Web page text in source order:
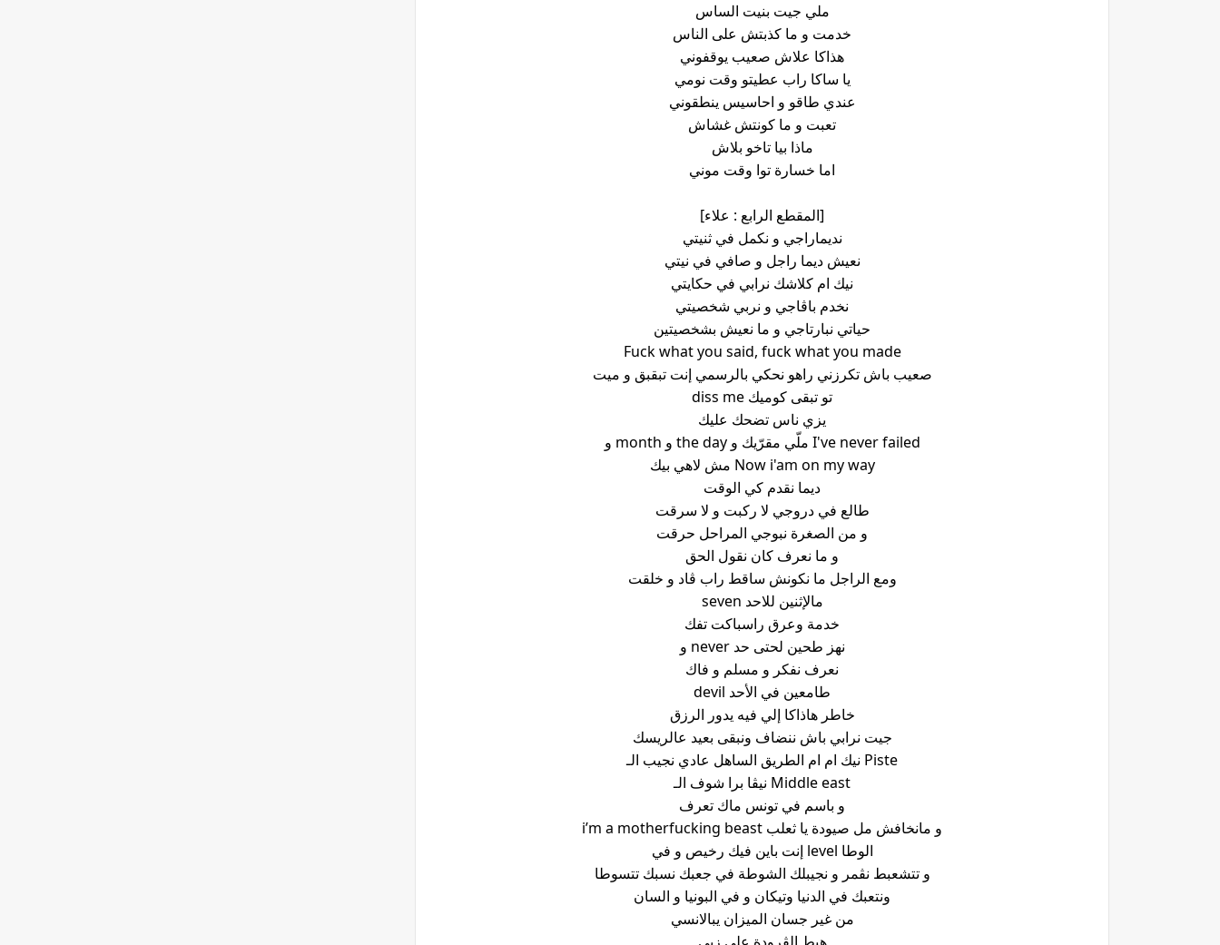
ملي جيت بنيت الساس
خدمت و ما كذبتش على الناس
هذاكا علاش صعيب يوقفوني
يا ساكا راب عطيتو وقت نومي
عندي طاقو و احاسيس ينطقوني
تعبت و ما كونتش غشاش
ماذا بيا تاخو بلاش
اما خسارة توا وقت موني
[المقطع الرابع : علاء]
نديماراجي و نكمل في ثنيتي
نعيش ديما راجل و صافي في نيتي
نيك ام كلاشك نرابي في حكايتي
نخدم باڨاجي و نربي شخصيتي
حياتي نبارتاجي و ما نعيش بشخصيتين
Fuck what you said, fuck what you made
صعيب باش تكرزني راهو نحكي بالرسمي إنت تبقبق و ميت
تو تبقى كوميك diss me
يزي ناس تضحك عليك
I've never failed ملّي مقرّيك و the day و month و
Now i'am on my way مش لاهي بيك
ديما نقدم كي الوقت
طالع في دروجي لا ركبت و لا سرقت
و من الصغرة نبوجي المراحل حرقت
و ما نعرف كان نقول الحق
ومع الراجل ما نكونش ساقط راب ڨاد و خلقت
مالإثنين للاحد seven
خدمة وعرق راسباكت تفك
نهز طحين لحتى حد never و
نعرف نفكر و مسلم و فاك
طامعين في الأحد devil
خاطر هاذاكا إلي فيه يدور الرزق
جيت نرابي باش ننضاف ونبقى بعيد عالريسك
Piste نيك ام ام الطريق الساهل عادي نجيب الـ
Middle east نيڨا برا شوف الـ
و باسم في تونس ماك تعرف
و مانخافش مل صيودة يا ثعلب i’m a motherfucking beast
الوطا level إنت باين فيك رخيص و في
و تتشعبط نڨمر و نجيبلك الشوطة في جعبك نسبك تتسوطا
ونتعبك في الدنيا وتيكان و في البونيا و السان
من غير جسان الميزان يبالانسي